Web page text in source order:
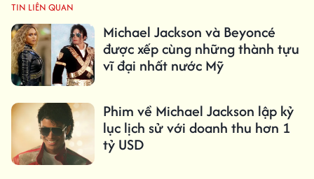
TIN LIÊN QUAN
Michael Jackson và Beyoncé
được xếp cùng những thành tựu
vĩ đại nhất nước Mỹ
Phim về Michael Jackson lập kỷ
lục lịch sử với doanh thu hơn 1
tỷ USD